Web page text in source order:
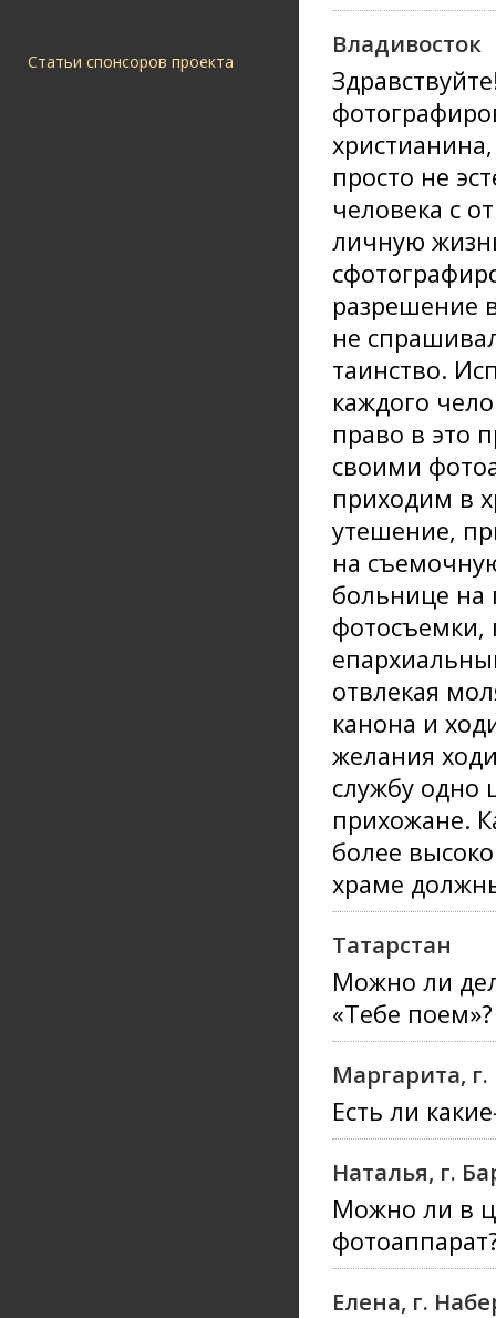
Статьи спонсоров проекта
Владивосток
просто не
человека с
личную
разрешение
не
таинство.
каждого
право в это
своими
приходим в
утешение,
на
больнице на
фотосъемки,
отвлекая
канона и
желания
службу одно
прихожане.
более
храме
Татарстан
Можно ли
«Тебе поем»?
Маргарита,
Есть ли
Наталья, г.
Можно ли в
Елена, г.